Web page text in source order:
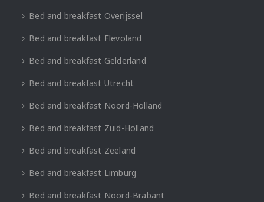
Bed and breakfast Overijssel
Bed and breakfast Flevoland
Bed and breakfast Gelderland
Bed and breakfast Utrecht
Bed and breakfast Noord-Holland
Bed and breakfast Zuid-Holland
Bed and breakfast Zeeland
Bed and breakfast Limburg
Bed and breakfast Noord-Brabant